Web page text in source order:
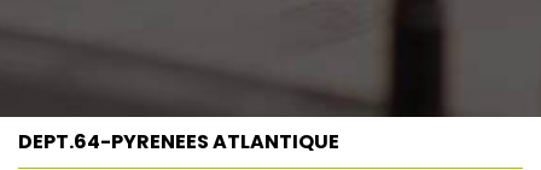
DEPT.64-PYRENEES ATLANTIQUE